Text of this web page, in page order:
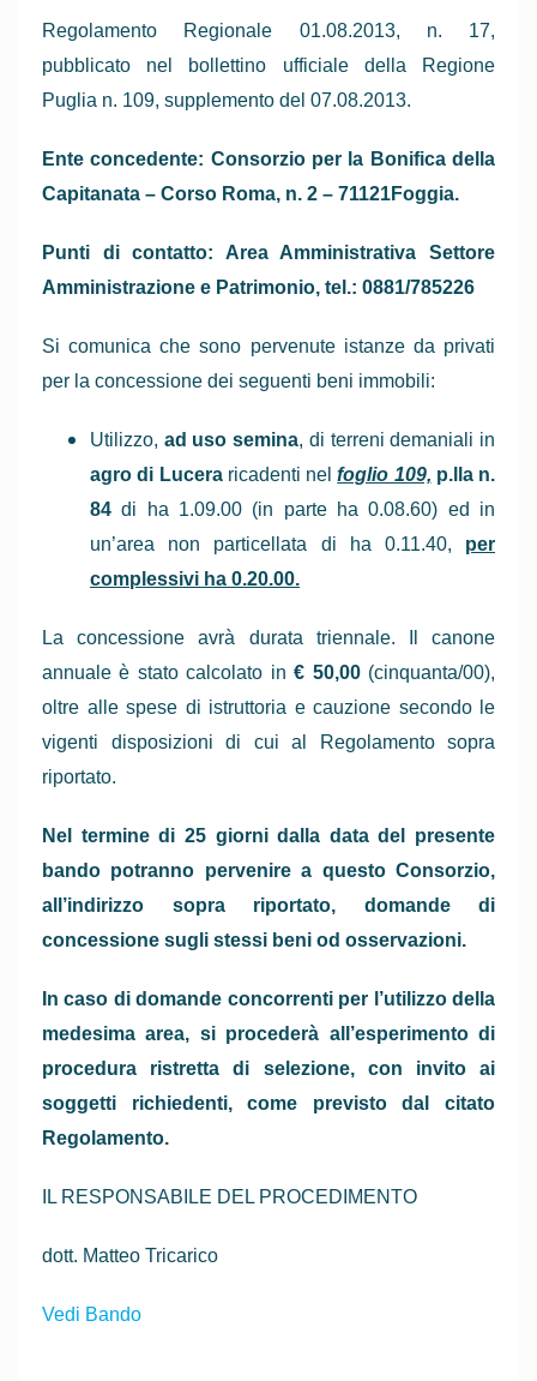
Regolamento Regionale 01.08.2013, n. 17,
pubblicato nel bollettino ufficiale della Regione
Puglia n. 109, supplemento del 07.08.2013.
Ente concedente: Consorzio per la Bonifica della
Capitanata – Corso Roma, n. 2 – 71121Foggia.
Punti di contatto: Area Amministrativa Settore
Amministrazione e Patrimonio, tel.: 0881/785226
Si comunica che sono pervenute istanze da privati
per la concessione dei seguenti beni immobili:
Utilizzo, ad uso semina, di terreni demaniali in
agro di Luceraricadenti nel foglio 109, p.lla n.
84 di ha 1.09.00 (in parte ha 0.08.60) ed in
un’area non particellata di ha 0.11.40, per
complessivi ha 0.20.00.
La concessione avrà durata triennale. Il canone
annuale è stato calcolato in€ 50,00(cinquanta/00),
oltre alle spese di istruttoria e cauzione secondo le
vigenti disposizioni di cui al Regolamento sopra
riportato.
Nel termine di 25 giorni dalla data del presente
bando potranno pervenire a que­sto Consorzio,
all’indirizzo sopra riportato, domande di
concessione sugli stessi beni od osserva­zioni.
In caso di domande concorrenti per l’utilizzo della
medesima area, si procederà all’esperimento di
procedura ristretta di selezione, con invito ai
soggetti richiedenti, come previsto dal citato
Regolamen­to.
IL RESPONSABILE DEL PROCEDIMENTO
dott. Matteo Tricarico
Vedi Bando